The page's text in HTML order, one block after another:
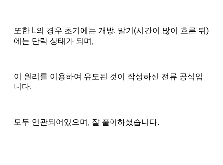
또한 L의 경우 초기에는 개방, 말기(시간이 많이 흐른 뒤)
에는 단락 상태가 되며,
이 원리를 이용하여 유도된 것이 작성하신 전류 공식입
니다.
모두 연관되어있으며, 잘 풀이하셨습니다.